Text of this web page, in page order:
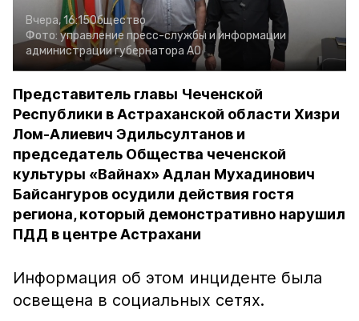
Вчера, 16:15Общество
Фото: управление пресс-службы и информации
администрации губернатора АО
Представитель главы Чеченской
Республики в Астраханской области Хизри
Лом-Алиевич Эдильсултанов и
председатель Общества чеченской
культуры «Вайнах» Адлан Мухадинович
Байсангуров осудили действия гостя
региона, который демонстративно нарушил
ПДД в центре Астрахани
Информация об этом инциденте была
освещена в социальных сетях.